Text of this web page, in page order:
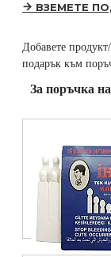
ВЗЕМЕТЕ
Добавете
подарък към
За поръчка